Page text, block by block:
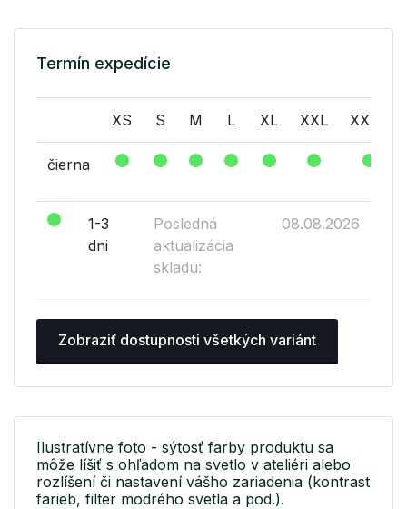
Termín expedície
XS S M L XL XXL XXXL
čierna
1-3
dni
Posledná
aktualizácia
skladu:
08.08.2026
Zobraziť dostupnosti všetkých variánt
Ilustratívne foto - sýtosť farby produktu sa
môže líšiť s ohľadom na svetlo v ateliéri alebo
rozlíšení či nastavení vášho zariadenia (kontrast
farieb, filter modrého svetla a pod.).